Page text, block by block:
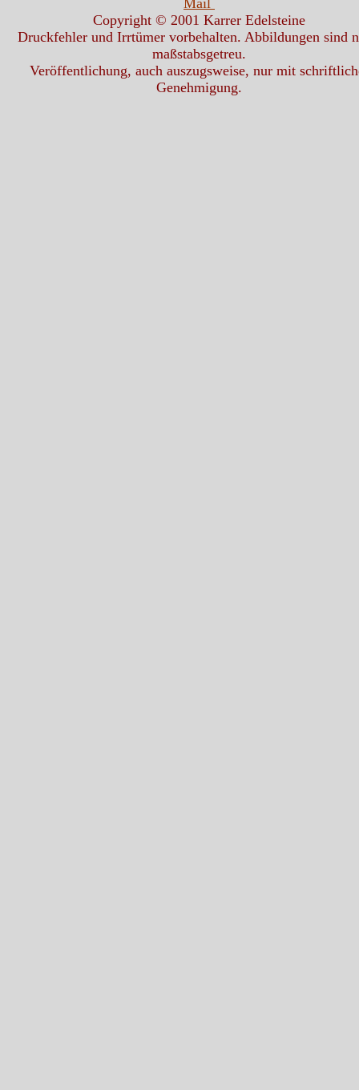
Mail
Copyright © 2001 Karrer Edelsteine
Druckfehler und Irrtümer vorbehalten. Abbildungen sind
maßstabsgetreu.
Veröffentlichung, auch auszugsweise, nur mit
Genehmigung.